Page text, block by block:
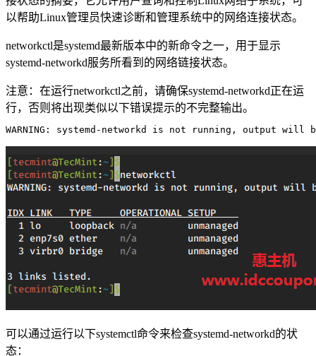
以帮助Linux管理员快速诊断和管理系统中的网络连接状态。
networkctl是systemd最新版本中的新命令之一，用于显示
systemd-networkd服务所看到的网络链接状态。
注意：在运行networkctl之前，请确保systemd-networkd正在运
行，否则将出现类似以下错误提示的不完整输出。
WARNING: systemd-networkd is not running, output will
可以通过运行以下systemctl命令来检查systemd-networkd的状
态：